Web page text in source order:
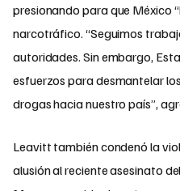
presionando para que México
narcotráfico. “Seguimos
autoridades. Sin embargo,
esfuerzos para desmantelar
drogas hacia nuestro país”,
Leavitt también condenó la
alusión al reciente asesinato